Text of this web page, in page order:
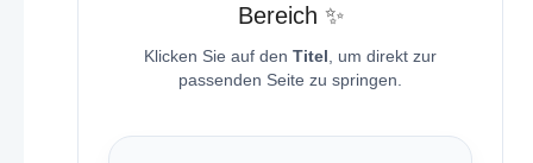
Bereich ✨
Klicken Sie auf den Titel , um direkt zur
passenden Seite zu springen.